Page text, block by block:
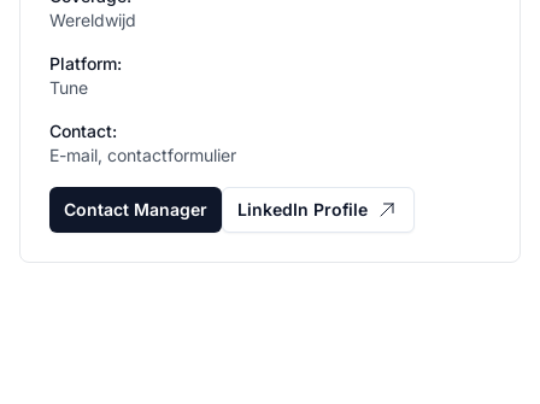
Wereldwijd
Platform:
Tune
Contact:
E-mail, contactformulier
Contact Manager LinkedIn Profile